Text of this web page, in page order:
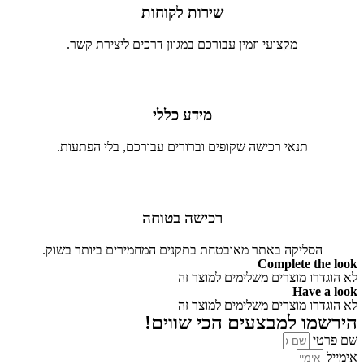
שירות לקוחות
מקצועי וזמין עבורכם במגוון דרכים ליצירת קשר.
מידע כללי
תנאי רכישה שקופים וברורים עבורכם, בלי הפתעות.
רכישה בטוחה
הסליקה באתר מאובטחת בתקנים המחמירים ביותר בשוק.
Complete the look
לא הוגדרו מוצרים משלימים למוצר זה
Have a look
לא הוגדרו מוצרים משלימים למוצר זה
הירשמו למבצעים הכי שווים!
שם פרטי
אימייל